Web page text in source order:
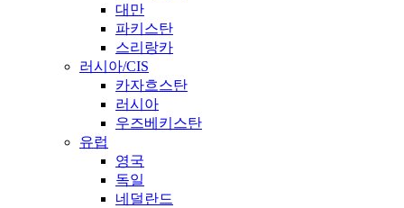
대만
파키스탄
스리랑카
러시아/CIS
카자흐스탄
러시아
우즈베키스탄
유럽
영국
독일
네덜란드